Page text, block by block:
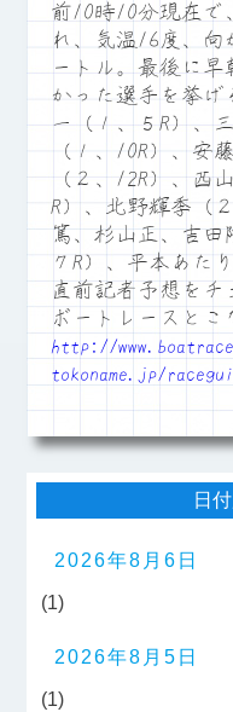
前10時10分現在で
れ、気温16度、向
ートル。最後に早
かった選手を挙げ
一（１、５R）、
（１、10R）、安
（２、12R）、西
R）、北野輝季（
篤、杉山正、吉田
７R）、平本あたり
直前記者予想を
ボートレースと
http://
tokoname.jp/
日
2026年8月6日
(1)
2026年8月5日
(1)